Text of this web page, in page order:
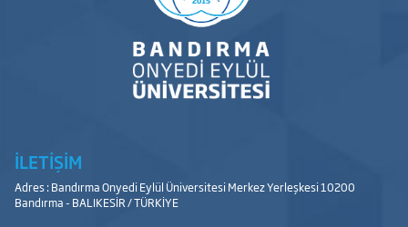
İLETİŞİM
Adres : Bandırma Onyedi Eylül Üniversitesi Merkez Yerleşkesi 10200
Bandırma - BALIKESİR / TÜRKİYE